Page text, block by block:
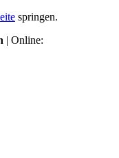
springen.
| Online: